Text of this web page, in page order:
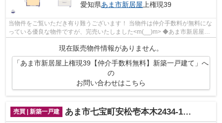
愛知県あま市新居屋上権現39
当物件をご覧いただき有り難うございます！ 当物件は仲介手数料が無料にな
っている優良な物件ですが、完売いたしました<m(__)m> ◆あま市新居屋上
現在販売物件情報がありません。
「あま市新居屋上権現39【仲介手数料無料】新築一戸建て」へ
の
お問い合わせはこちら
売買 | 新築一戸建 あま市七宝町安松壱本木2434-1【仲介手数料無料】新築一戸建て